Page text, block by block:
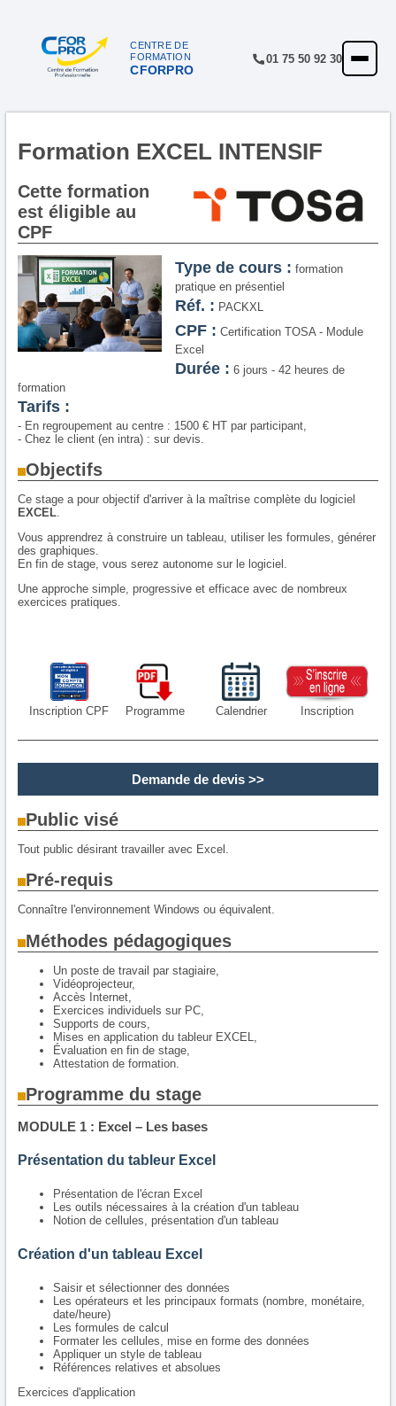
CENTRE DE
FORMATION
CFORPRO
01 75 50 92 30
ACCUEIL
QUALITÉ
RÉFÉRENCES
Formation EXCEL INTENSIF
Cette formation
est éligible au
CPF
Type de cours : formation
pratique en présentiel
Réf. : PACKXL
CPF : Certification TOSA - Module
Excel
Durée : 6 jours - 42 heures de
formation
Tarifs :
- En regroupement au centre : 1500 € HT par participant,
- Chez le client (en intra) : sur devis.
Objectifs
Ce stage a pour objectif d'arriver à la maîtrise complète du logiciel
EXCEL.
Vous apprendrez à construire un tableau, utiliser les formules, générer
des graphiques.
En fin de stage, vous serez autonome sur le logiciel.
Une approche simple, progressive et efficace avec de nombreux
exercices pratiques.
Inscription CPF Programme Calendrier Inscription
Demande de devis >>
Public visé
Tout public désirant travailler avec Excel.
Pré-requis
Connaître l'environnement Windows ou équivalent.
Méthodes pédagogiques
Un poste de travail par stagiaire,
Vidéoprojecteur,
Accès Internet,
Exercices individuels sur PC,
Supports de cours,
Mises en application du tableur EXCEL,
Évaluation en fin de stage,
Attestation de formation.
Programme du stage
MODULE 1 : Excel – Les bases
Présentation du tableur Excel
Présentation de l'écran Excel
Les outils nécessaires à la création d'un tableau
Notion de cellules, présentation d'un tableau
Création d'un tableau Excel
Saisir et sélectionner des données
Les opérateurs et les principaux formats (nombre, monétaire,
date/heure)
Les formules de calcul
Formater les cellules, mise en forme des données
Appliquer un style de tableau
Références relatives et absolues
Exercices d'application